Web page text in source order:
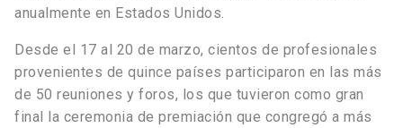
anualmente en Estados Unidos.
Desde el 17 al 20 de marzo, cientos de profesionales
provenientes de quince países participaron en las más
de 50 reuniones y foros, los que tuvieron como gran
final la ceremonia de premiación que congregó a más